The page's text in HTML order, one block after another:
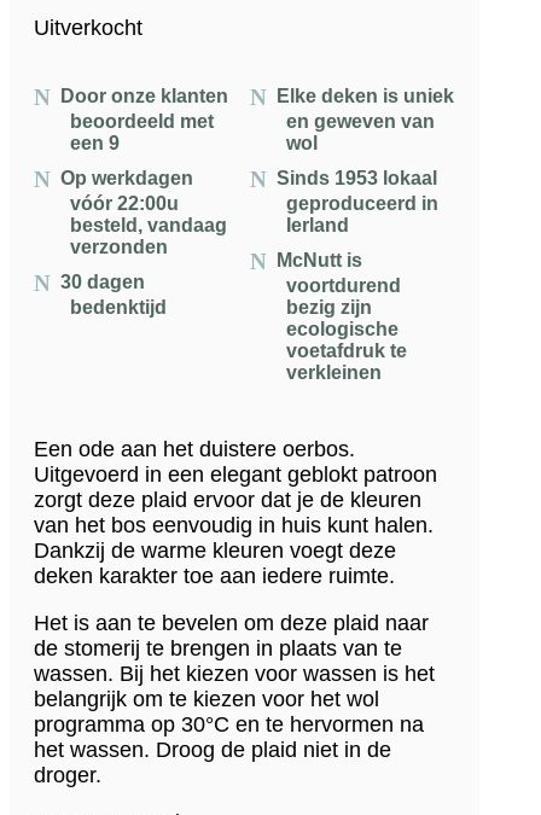
Uitverkocht
Door onze klanten
beoordeeld met
een 9
Op werkdagen
vóór 22:00u
besteld, vandaag
verzonden
30 dagen
bedenktijd
Elke deken is uniek
en geweven van
wol
Sinds 1953 lokaal
geproduceerd in
Ierland
McNutt is
voortdurend
bezig zijn
ecologische
voetafdruk te
verkleinen
Een ode aan het duistere oerbos.
Uitgevoerd in een elegant geblokt patroon
zorgt deze plaid ervoor dat je de kleuren
van het bos eenvoudig in huis kunt halen.
Dankzij de warme kleuren voegt deze
deken karakter toe aan iedere ruimte.
Het is aan te bevelen om deze plaid naar
de stomerij te brengen in plaats van te
wassen. Bij het kiezen voor wassen is het
belangrijk om te kiezen voor het wol
programma op 30°C en te hervormen na
het wassen. Droog de plaid niet in de
droger.